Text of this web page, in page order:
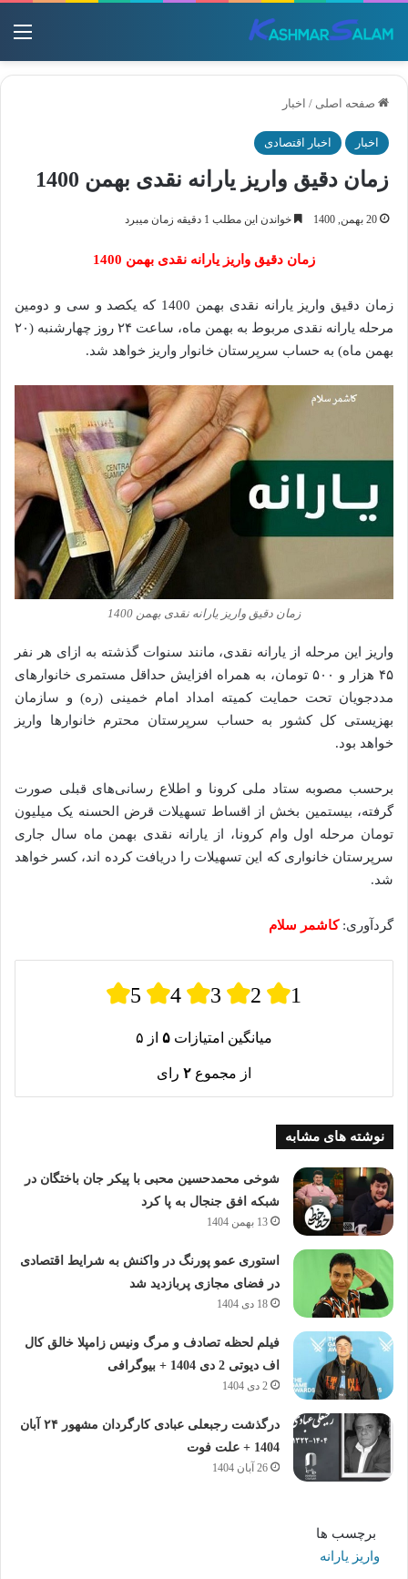
صفحه اصلی / اخبار
اخبار اخبار اقتصادی
زمان دقیق واریز یارانه نقدی بهمن 1400
20 بهمن, 1400 خواندن این مطلب 1 دقیقه زمان میبرد
زمان دقیق واریز یارانه نقدی بهمن 1400
زمان دقیق واریز یارانه نقدی بهمن 1400 که یکصد و سی‌ و دومین
مرحله یارانه نقدی مربوط به بهمن ماه، ساعت ۲۴ روز چهارشنبه (۲۰
بهمن ماه) به حساب سرپرستان خانوار واریز خواهد شد.
زمان دقیق واریز یارانه نقدی بهمن 1400
واریز این مرحله از یارانه نقدی، مانند سنوات گذشته به ازای هر نفر
۴۵ هزار و ۵۰۰ تومان، به همراه افزایش حداقل مستمری خانوار‌های
مددجویان تحت حمایت کمیته امداد امام خمینی (ره) و سازمان
بهزیستی کل کشور به حساب سرپرستان محترم خانوار‌ها واریز
خواهد بود.
برحسب مصوبه ستاد ملی کرونا و اطلاع رسانی‌های قبلی صورت
گرفته، بیستمین بخش از اقساط تسهیلات قرض الحسنه یک میلیون
تومان مرحله اول وام کرونا، از یارانه نقدی بهمن ماه سال جاری
سرپرستان خانواری که این تسهیلات را دریافت کرده اند، کسر خواهد
شد.
گردآوری:کاشمر سلام
5 4 3 2 1
میانگین امتیازات ۵ از ۵
از مجموع ۲ رای
نوشته های مشابه
شوخی محمدحسین محبی با پیکر جان باختگان در
شبکه افق جنجال به پا کرد
13 بهمن 1404
استوری عمو پورنگ در واکنش به شرایط اقتصادی
در فضای مجازی پربازدید شد
18 دی 1404
فیلم لحظه تصادف و مرگ ونیس زامپلا خالق کال
اف دیوتی 2 دی 1404 + بیوگرافی
2 دی 1404
درگذشت رجبعلی عبادی کارگردان مشهور ۲۴ آبان
1404 + علت فوت
26 آبان 1404
برچسب ها
واریز یارانه